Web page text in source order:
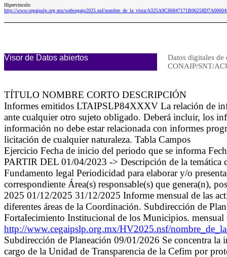
Hipervinculo
http://www.cegaipslp.org.mx/webcegaip2025.nsf/nombre_de_la_vista/
Visor de Datos abiertos
Datos digitales de
CONAIP/SNT/
TÍTULO NOMBRE CORTO DESCRIPCIÓN
Informes emitidos LTAIPSLP84XXXV La relación de
ante cualquier otro sujeto obligado. Deberá incluir, los
información no debe estar relacionada con informes
licitación de cualquier naturaleza. Tabla Campos
Ejercicio Fecha de inicio del periodo que se informa
PARTIR DEL 01/04/2023 -> Descripción de la temática
Fundamento legal Periodicidad para elaborar y/o
correspondiente Área(s) responsable(s) que genera(n),
2025 01/12/2025 31/12/2025 Informe mensual de las
diferentes áreas de la Coordinación. Subdirección de
FortaIecimiento Institucional de los Municipios.
http://www.cegaipslp.org.mx/HV2025.nsf/
Subdirección de Planeación 09/01/2026 Se concentra
cargo de la Unidad de Transparencia de la Cefim por